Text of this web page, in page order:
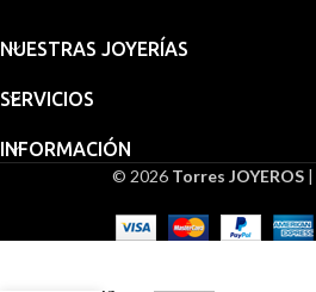
NUESTRAS JOYERÍAS
SERVICIOS
INFORMACIÓN
© 2026 Torres JOYEROS|
Bebé 15
mm